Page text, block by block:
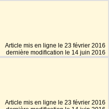
Article mis en ligne le 23 février 2016
dernière modification le 14 juin 2016
Article mis en ligne le 23 février 2016